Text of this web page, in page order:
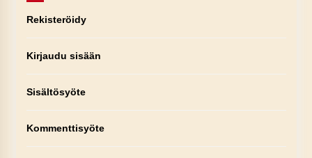
Rekisteröidy
Kirjaudu sisään
Sisältösyöte
Kommenttisyöte